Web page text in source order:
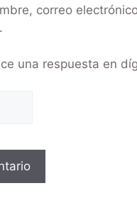
correo
una respuesta en